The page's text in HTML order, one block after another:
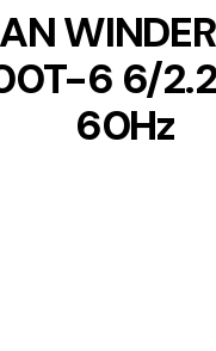
6 6/
60Hz